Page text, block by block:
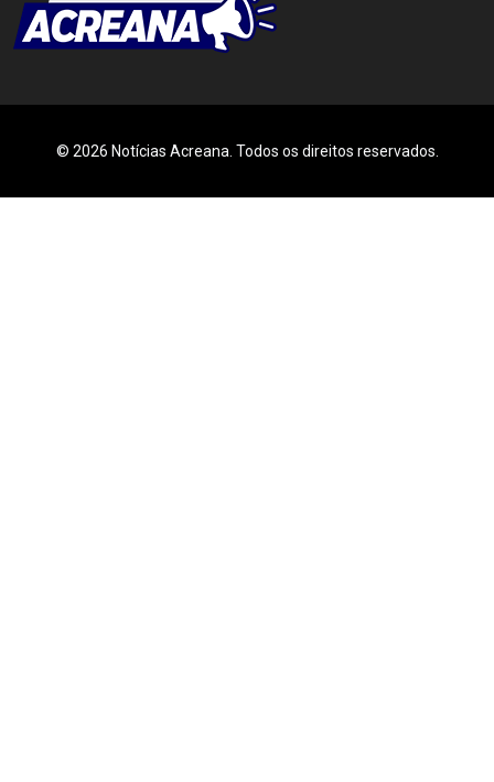
© 2026 Notícias Acreana. Todos os direitos reservados.